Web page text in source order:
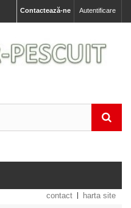
Autentificare
Contactează-ne
contact harta site